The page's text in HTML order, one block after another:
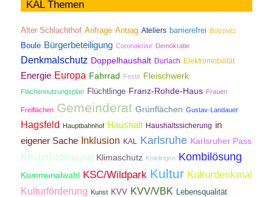
KAL Themen
Alter Schlachthof Anfrage Antrag Ateliers barrierefrei Bolzplatz
Boule Bürgerbeteiligung Coronakrise Demokratie
Denkmalschutz Doppelhaushalt Durlach Elektromobilität
Energie Europa Fahrrad Feste Fleischwerk
Flächennutzungsplan Flüchtlinge Franz-Rohde-Haus Frauen
Freiflächen Gemeinderat Grünflächen Gustav-Landauer
Hagsfeld Hauptbahnhof Haushalt Haushaltssicherung in
eigener Sache Inklusion KAL Karlsruhe Karlsruher Pass
Kinderbetreuung Klimaschutz Knielingen Kombilösung
Kommunalwahl KSC/Wildpark Kultur Kulturdenkmal
Kulturförderung Kunst KVV KVV/VBK Lebensqualität